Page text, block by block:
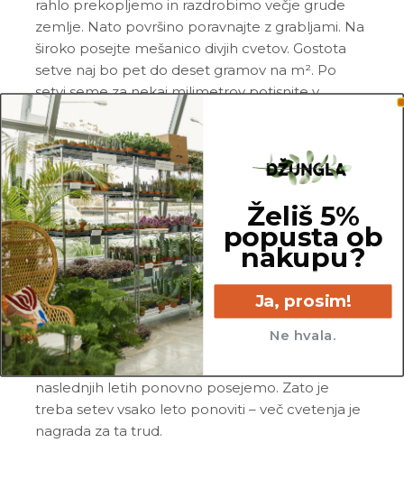
rahlo prekopljemo in razdrobimo večje grude
zemlje. Nato površino poravnajte z grabljami. Na
široko posejte mešanico divjih cvetov. Gostota
setve naj bo pet do deset gramov na m². Po
setvi seme za nekaj milimetrov potisnite v
zemljo, saj večina semen še vedno potrebuje
dovolj svetlobe, da vzklije. Nato površino rahlo
potlačimo z desko, da so semena trdno
posajena v zemljo. Področje setve poškropite z
vodo in pridržite gredico enakomerno vlažna v
naslednjih tednih.
Pogoji rasti:Večina divjih cvetlic je enoletnic.
Nekatere se bodo jeseni same posejale, a da bi
dosegli podoben sijaj cvetov kot lani, ne smemo
pretiravati, ampak semensko mešanico v
naslednjih letih ponovno posejemo. Zato je
treba setev vsako leto ponoviti – več cvetenja je
nagrada za ta trud.
Želiš 5%
popusta ob
nakupu?
Ja, prosim!
Ne hvala.